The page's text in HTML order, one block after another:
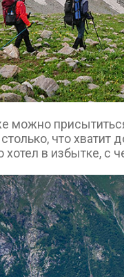
можно
что
хотел в избытке,